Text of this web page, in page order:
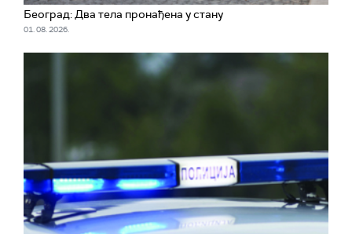
Београд: Два тела пронађена у стану
01. 08. 2026.